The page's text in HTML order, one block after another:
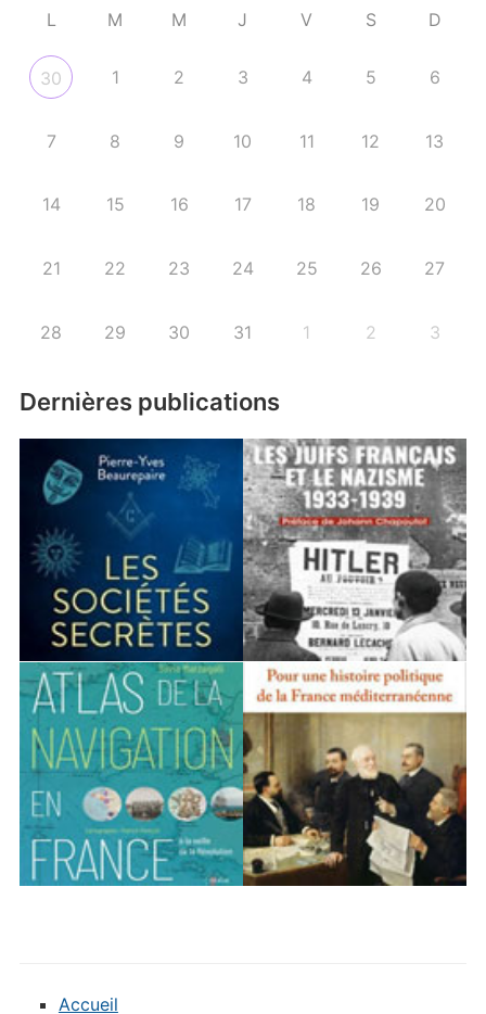
L M M J V S D
30 1 2 3 4 5 6
7 8 9 10 11 12 13
14 15 16 17 18 19 20
21 22 23 24 25 26 27
28 29 30 31 1 2 3
Dernières publications
Accueil